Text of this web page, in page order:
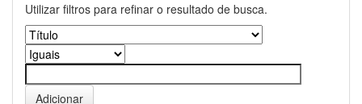
Utilizar filtros para refinar o resultado de busca.